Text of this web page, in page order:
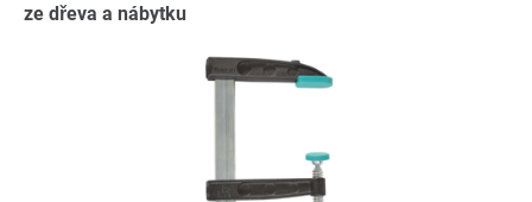
ze dřeva a nábytku